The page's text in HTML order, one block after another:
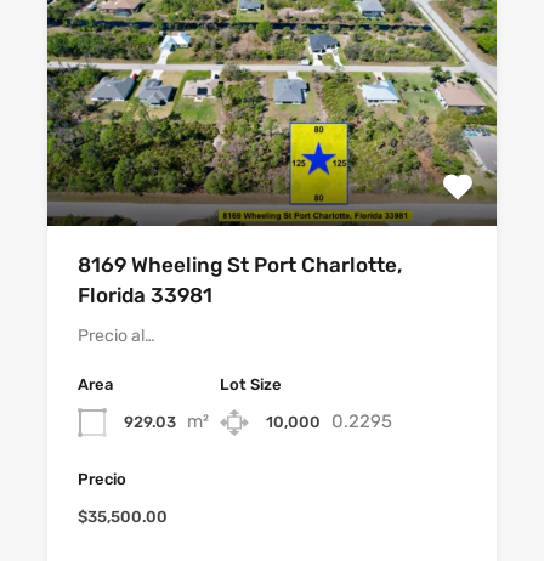
8169 Wheeling St Port Charlotte,
Florida 33981
Precio al…
Area
929.03 m²
Lot Size
10,000 0.2295
Precio
$35,500.00